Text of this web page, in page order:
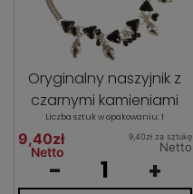
Oryginalny naszyjnik z
czarnymi kamieniami
Liczba sztuk w opakowaniu: 1
9,40zł
Netto
9,40zł za sztukę
Netto
- +